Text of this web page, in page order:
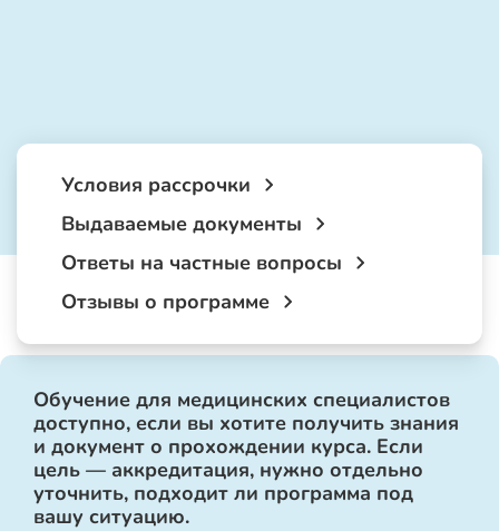
Условия рассрочки
Выдаваемые документы
Ответы на частные вопросы
Отзывы о программе
Обучение для медицинских специалистов
доступно, если вы хотите получить знания
и документ о прохождении курса. Если
цель — аккредитация, нужно отдельно
уточнить, подходит ли программа под
вашу ситуацию.